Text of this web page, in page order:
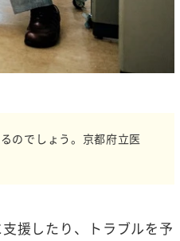
のでしょう。京都府立医
援したり、トラブルを予